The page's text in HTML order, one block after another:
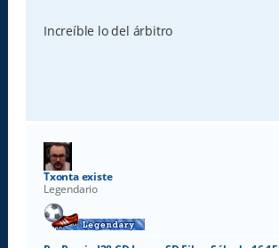
s
a
Increíble lo del árbitro
Txonta existe
Legendario